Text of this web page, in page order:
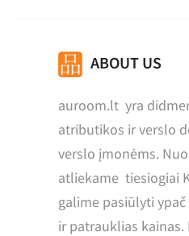
ABOUT US
auroom.lt yra
atributikos ir verslo
verslo įmonėms.
atliekame tiesiogiai
galime pasiūlyti
ir patrauklias kainas.